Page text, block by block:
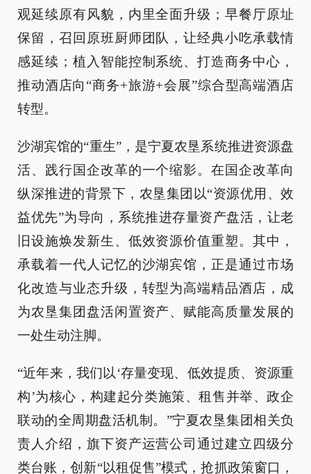
观延续原有风貌，内里全面升级；早餐厅原址
保留，召回原班厨师团队，让经典小吃承载情
感延续；植入智能控制系统、打造商务中心，
推动酒店向“商务+旅游+会展”综合型高端酒店
转型。
沙湖宾馆的“重生”，是宁夏农垦系统推进资源盘
活、践行国企改革的一个缩影。在国企改革向
纵深推进的背景下，农垦集团以“资源优用、效
益优先”为导向，系统推进存量资产盘活，让老
旧设施焕发新生、低效资源价值重塑。其中，
承载着一代人记忆的沙湖宾馆，正是通过市场
化改造与业态升级，转型为高端精品酒店，成
为农垦集团盘活闲置资产、赋能高质量发展的
一处生动注脚。
“近年来，我们以‘存量变现、低效提质、资源重
构’为核心，构建起分类施策、租售并举、政企
联动的全周期盘活机制。”宁夏农垦集团相关负
责人介绍，旗下资产运营公司通过建立四级分
类台账，创新“以租促售”模式，抢抓政策窗口，